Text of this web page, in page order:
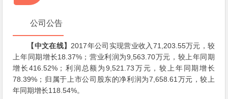
公司公告
【中文在线】 2017年公司实现营业收入71,203.55万元，较
上年同期增长18.37%；营业利润为9,563.70万元，较上年同期
增长416.52%；利润总额为9,521.73万元，较上年同期增长
78.39%；归属于上市公司股东的净利润为7,658.61万元，较上
年同期增长118.54%。